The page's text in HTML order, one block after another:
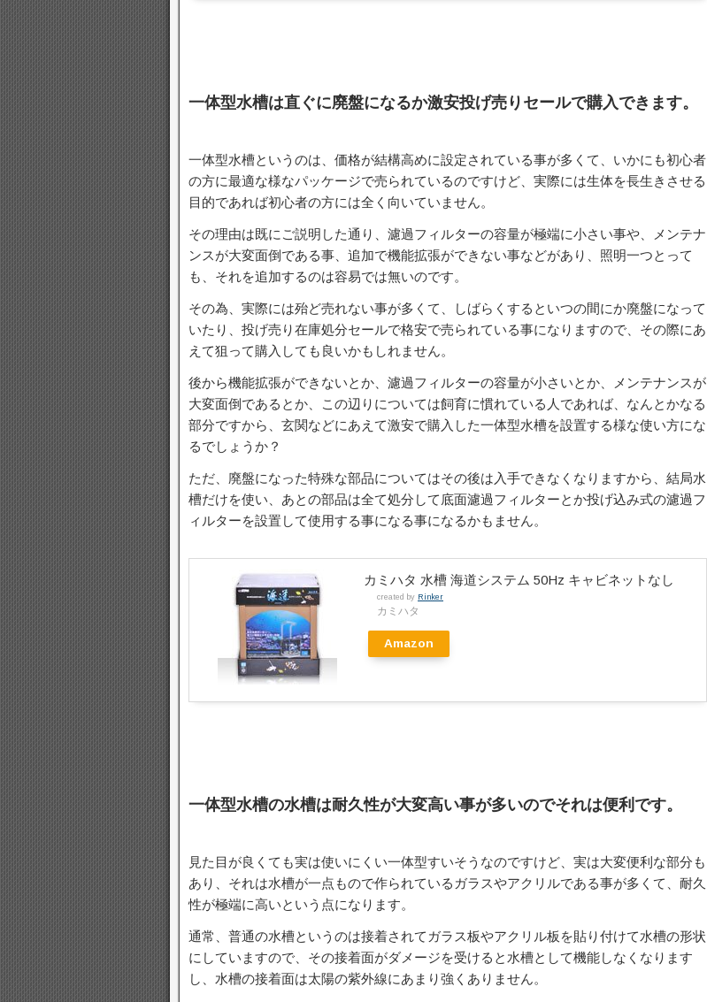
一体型水槽は直ぐに廃盤になるか激安投げ売りセールで購入できます。
一体型水槽というのは、価格が結構高めに設定されている事が多くて、いかにも初心者
の方に最適な様なパッケージで売られているのですけど、実際には生体を長生きさせる
目的であれば初心者の方には全く向いていません。
その理由は既にご説明した通り、濾過フィルターの容量が極端に小さい事や、メンテナ
ンスが大変面倒である事、追加で機能拡張ができない事などがあり、照明一つとって
も、それを追加するのは容易では無いのです。
その為、実際には殆ど売れない事が多くて、しばらくするといつの間にか廃盤になって
いたり、投げ売り在庫処分セールで格安で売られている事になりますので、その際にあ
えて狙って購入しても良いかもしれません。
後から機能拡張ができないとか、濾過フィルターの容量が小さいとか、メンテナンスが
大変面倒であるとか、この辺りについては飼育に慣れている人であれば、なんとかなる
部分ですから、玄関などにあえて激安で購入した一体型水槽を設置する様な使い方にな
るでしょうか？
ただ、廃盤になった特殊な部品についてはその後は入手できなくなりますから、結局水
槽だけを使い、あとの部品は全て処分して底面濾過フィルターとか投げ込み式の濾過フ
ィルターを設置して使用する事になる事になるかもません。
カミハタ 水槽 海道システム 50Hz キャビネットなし
created by Rinker
カミハタ
Amazon
一体型水槽の水槽は耐久性が大変高い事が多いのでそれは便利です。
見た目が良くても実は使いにくい一体型すいそうなのですけど、実は大変便利な部分も
あり、それは水槽が一点もので作られているガラスやアクリルである事が多くて、耐久
性が極端に高いという点になります。
通常、普通の水槽というのは接着されてガラス板やアクリル板を貼り付けて水槽の形状
にしていますので、その接着面がダメージを受けると水槽として機能しなくなります
し、水槽の接着面は太陽の紫外線にあまり強くありません。